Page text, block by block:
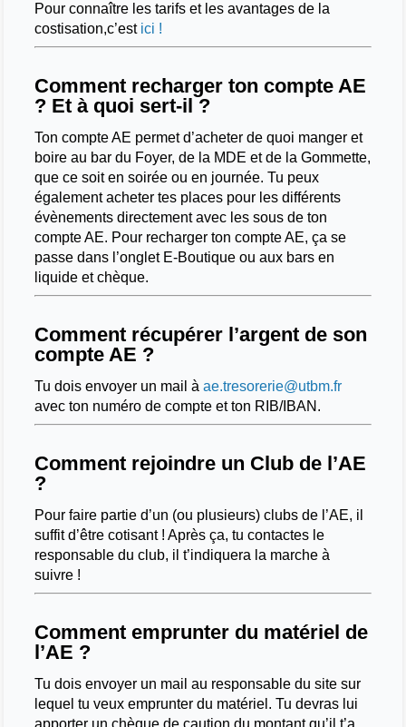
Pour connaître les tarifs et les avantages de la
costisation,c’est ici !
Comment recharger ton compte AE
? Et à quoi sert-il ?
Ton compte AE permet d’acheter de quoi manger et
boire au bar du Foyer, de la MDE et de la Gommette,
que ce soit en soirée ou en journée. Tu peux
également acheter tes places pour les différents
évènements directement avec les sous de ton
compte AE. Pour recharger ton compte AE, ça se
passe dans l’onglet E-Boutique ou aux bars en
liquide et chèque.
Comment récupérer l’argent de son
compte AE ?
Tu dois envoyer un mail à ae.tresorerie@utbm.fr
avec ton numéro de compte et ton RIB/IBAN.
Comment rejoindre un Club de l’AE
?
Pour faire partie d’un (ou plusieurs) clubs de l’AE, il
suffit d’être cotisant ! Après ça, tu contactes le
responsable du club, il t’indiquera la marche à
suivre !
Comment emprunter du matériel de
l’AE ?
Tu dois envoyer un mail au responsable du site sur
lequel tu veux emprunter du matériel. Tu devras lui
apporter un chèque de caution du montant qu’il t’a